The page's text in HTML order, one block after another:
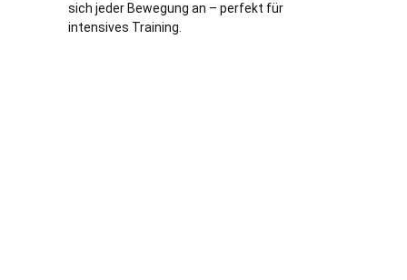
sich jeder Bewegung an – perfekt für
intensives Training.